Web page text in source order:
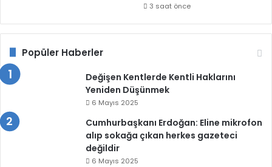
3 saat önce
Popüler Haberler
Değişen Kentlerde Kentli Haklarını
Yeniden Düşünmek
6 Mayıs 2025
Cumhurbaşkanı Erdoğan: Eline mikrofon
alıp sokağa çıkan herkes gazeteci
değildir
6 Mayıs 2025